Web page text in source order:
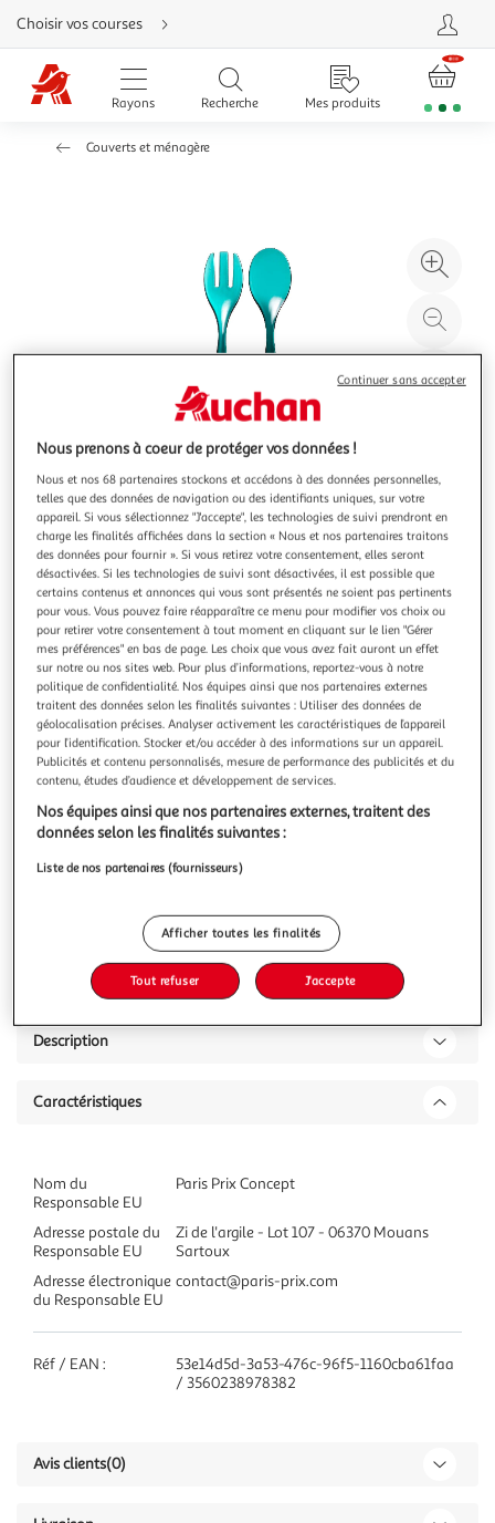
Aller
directement
au
contenu
Aller
directement
Aller
Choisir vos courses
Rayons Recherche Mes produits
Couverts et ménagère
à
Illustration
précédente
Illustration
suivante
FIVE
Couverts à salade wave 29cm lagon
Informations Techniques : Dimensions : L. 29,3 x l. 6 x H. 2
cm Matière : Polystyrène Spécificités : Tendance & déco
Compatible lave-vaisselle Poids : 0,85 kg Couleur : Lagon
En savoir +
Vendu par Paris Prix
Livr. ou retrait dès 3/4 jours
A partir de 7,99€
Plus d'options
Description
Caractéristiques
Nom du
Responsable EU
Paris Prix Concept
Adresse postale du
Responsable EU
Zi de l'argile - Lot 107 - 06370 Mouans
Sartoux
Adresse électronique
du Responsable EU
contact@paris-prix.com
Réf / EAN :
53e14d5d-3a53-476c-96f5-1160cba61faa
/ 3560238978382
Avis clients(0)
Nous prenons à coeur de protéger vos données !
Nous et nos 68 partenaires stockons et accédons à des données personnelles,
telles que des données de navigation ou des identifiants uniques, sur votre
appareil. Si vous sélectionnez "J'accepte", les technologies de suivi prendront en
charge les finalités affichées dans la section « Nous et nos partenaires traitons
des données pour fournir ». Si vous retirez votre consentement, elles seront
désactivées. Si les technologies de suivi sont désactivées, il est possible que
certains contenus et annonces qui vous sont présentés ne soient pas pertinents
pour vous. Vous pouvez faire réapparaître ce menu pour modifier vos choix ou
pour retirer votre consentement à tout moment en cliquant sur le lien "Gérer
mes préférences" en bas de page. Les choix que vous avez fait auront un effet
sur notre ou nos sites web. Pour plus d’informations, reportez-vous à notre
politique de confidentialité. Nos équipes ainsi que nos partenaires externes
traitent des données selon les finalités suivantes : Utiliser des données de
géolocalisation précises. Analyser activement les caractéristiques de l’appareil
pour l’identification. Stocker et/ou accéder à des informations sur un appareil.
Publicités et contenu personnalisés, mesure de performance des publicités et du
contenu, études d’audience et développement de services.
Nos équipes ainsi que nos partenaires externes, traitent des
données selon les finalités suivantes :
Liste de nos partenaires (fournisseurs)
Afficher toutes les finalités
Tout refuser J'accepte
Continuer sans accepter